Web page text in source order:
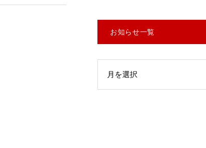
お知らせ一覧